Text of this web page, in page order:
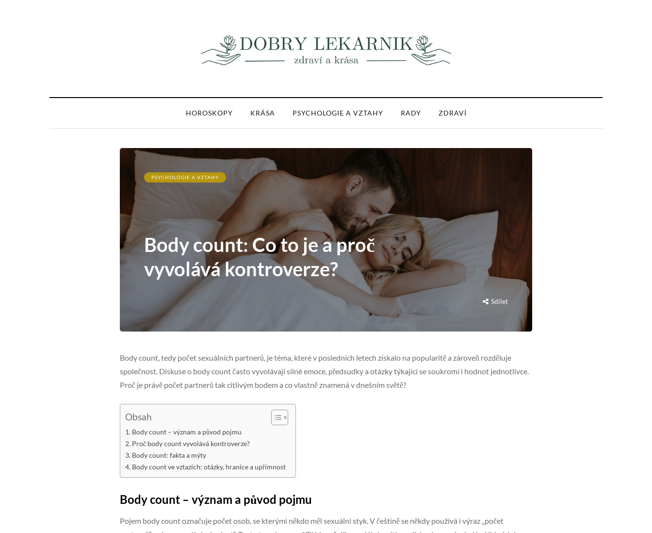
HOROSKOPY KRÁSA PSYCHOLOGIE A VZTAHY RADY ZDRAVÍ
PSYCHOLOGIE A VZTAHY
Body count: Co to je a proč
vyvolává kontroverze?
Sdílet
Body count, tedy počet sexuálních partnerů, je téma, které v posledních letech získalo na popularitě a zároveň rozděluje
společnost. Diskuse o body count často vyvolávají silné emoce, předsudky a otázky týkající se soukromí i hodnot jednotlivce.
Proč je právě počet partnerů tak citlivým bodem a co vlastně znamená v dnešním světě?
Obsah
Body count – význam a původ pojmu
Proč body count vyvolává kontroverze?
Body count: fakta a mýty
Body count ve vztazích: otázky, hranice a upřímnost
Body count – význam a původ pojmu
Pojem body count označuje počet osob, se kterými někdo měl sexuální styk. V češtině se někdy používá i výraz „počet